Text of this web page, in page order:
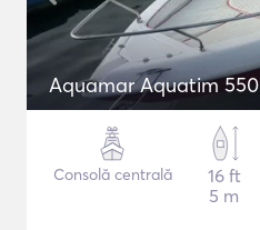
Aquamar Aquatim 550
Consolă centrală
16 ft
5 m